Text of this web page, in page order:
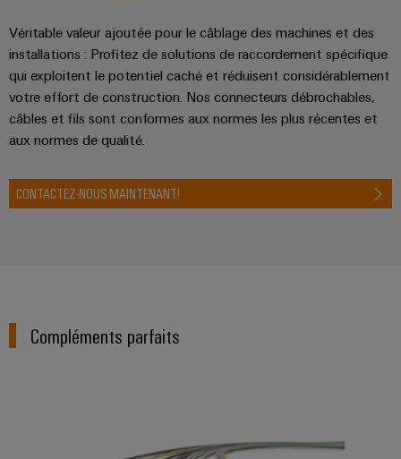
Véritable valeur ajoutée pour le câblage des machines et des
installations : Profitez de solutions de raccordement spécifique
qui exploitent le potentiel caché et réduisent considérablement
votre effort de construction. Nos connecteurs débrochables,
câbles et fils sont conformes aux normes les plus récentes et
aux normes de qualité.
CONTACTEZ-NOUS MAINTENANT!
Compléments parfaits